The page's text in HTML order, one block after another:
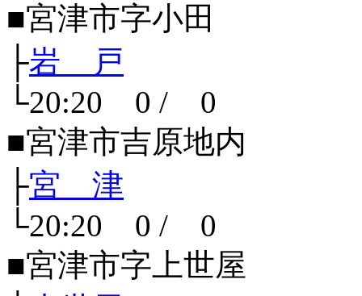
■宮津市字小田
├岩 戸
└20:20 0 / 0
■宮津市吉原地内
├宮 津
└20:20 0 / 0
■宮津市字上世屋